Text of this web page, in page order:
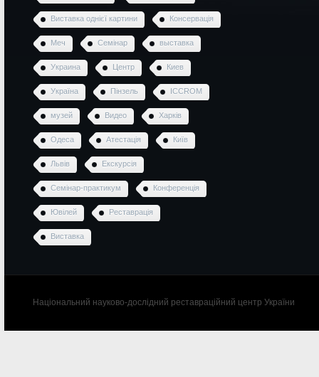
Виставка однієї картини Консервація
Меч Семінар выставка
Украина Центр Киев
Україна Пінзель ICCROM
музей Видео Харків
Одеса Атестація Київ
Львів Екскурсія
Семінар-практикум Конференція
Ювілей Реставрація
Виставка
Національний науково-дослідний реставраційний центр України